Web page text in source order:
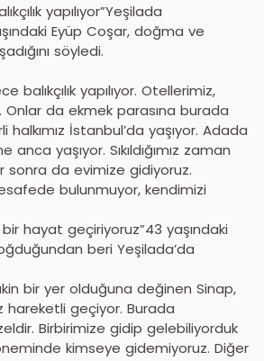
yapılıyor”Yeşilada
Eyüp Coşar, doğma ve
söyledi.
balıkçılık yapılıyor. Otellerimiz,
Onlar da ekmek parasına burada
halkımız İstanbul’da yaşıyor. Adada
yaşıyor. Sıkıldığımız zaman
sonra da evimize gidiyoruz.
bulunmuyor, kendimizi
hayat geçiriyoruz”43 yaşındaki
beri Yeşilada’da
bir yer olduğuna değinen Sinap,
hareketli geçiyor. Burada
Birbirimize gidip gelebiliyorduk
kimseye gidemiyoruz. Diğer